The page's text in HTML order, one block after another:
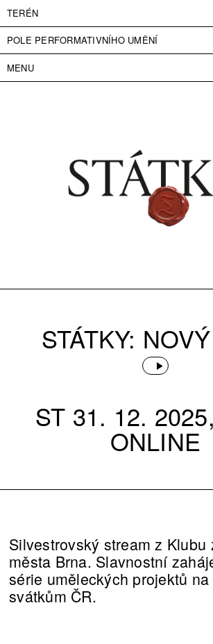
TERÉN
POLE PERFORMATIVNÍHO UMĚNÍ
MENU
STÁTKY:
ST 31. 12.
ONLINE
Silvestrovský stream z Klubu
města Brna. Slavnostní
série uměleckých projektů
svátkům ČR.